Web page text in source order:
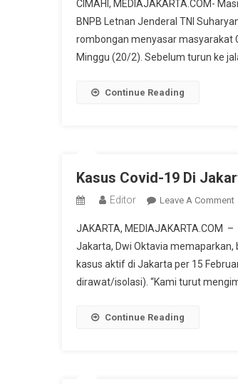
CIMAHI, MEDIAJAKARTA.COM-
BNPB Letnan Jenderal TNI
rombongan menyasar masyarakat
Minggu (20/2). Sebelum turun ke
Continue Reading
Kasus Covid-19 Di
Editor Leave A Comment
JAKARTA, MEDIAJAKARTA.COM
Jakarta, Dwi Oktavia memaparkan,
kasus aktif di Jakarta per 15
dirawat/isolasi). “Kami turut
Continue Reading